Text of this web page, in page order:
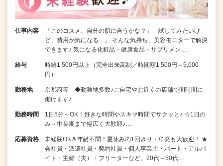
仕事内容
「このコスメ、自分の肌に合うかな？」「試してみたいけ
ど、費用が気になる…」 そんな気持ち、美容モニターで解決
できます♪ 気になる化粧品・健康食品・サプリメン…
給与
時給1,500円以上（完全出来高制／時間額1,500円～5,000
円）
勤務地
京都府等 ◆勤務地多数♪ご自宅やお近くの店舗で間時間に
働けます♪
勤務時間
1日5分～OK！好きな時間やスキマ時間でサクッと♪ ☆1日の
み～中長期まで幅広く大歓迎♪…
応募資格
未経験OK＆年齢不問！夏休みの1回きり・単発も大歓迎！ ★
会社員・派遣社員・契約社員・個人事業主・パート・アルバ
イト・主婦（夫）・フリーターなど、20代～50代…